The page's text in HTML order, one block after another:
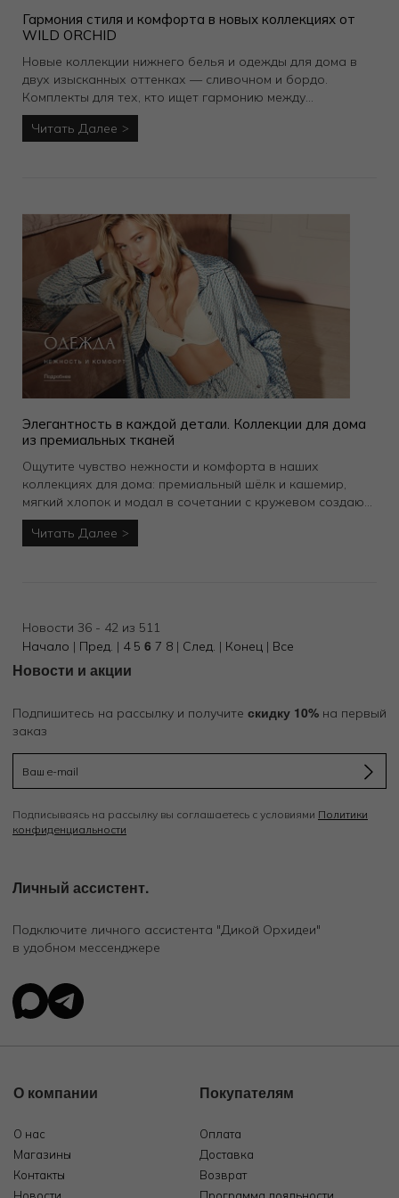
Гармония стиля и комфорта в новых коллекциях от
WILD ORCHID
Новые коллекции нижнего белья и одежды для дома в
двух изысканных оттенках — сливочном и бордо.
Комплекты для тех, кто ищет гармонию между
элегантностью и комфортом.
Читать Далее
Элегантность в каждой детали. Коллекции для дома
из премиальных тканей
Ощутите чувство нежности и комфорта в наших
коллекциях для дома: премиальный шёлк и кашемир,
мягкий хлопок и модал в сочетании с кружевом создают
лёгкость и элегантность в каждом комплекте.
Читать Далее
Новости 36 - 42 из 511
Начало | Пред. | 4 5 6 7 8 | След. | Конец | Все
Новости и акции
Подпишитесь на рассылку и получите скидку 10% на первый
заказ
Подписываясь на рассылку вы соглашаетесь с условиями Политики
конфиденциальности
Личный ассистент.
Подключите личного ассистента "Дикой Орхидеи"
в удобном мессенджере
О компании
О нас
Магазины
Контакты
Покупателям
Оплата
Доставка
Возврат